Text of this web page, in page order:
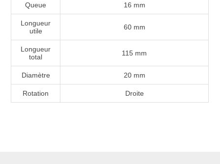
Queue 16 mm
Longueur
utile
60 mm
Longueur
total
115 mm
Diamètre 20 mm
Rotation Droite